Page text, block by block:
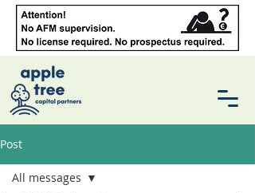
Post
All messages